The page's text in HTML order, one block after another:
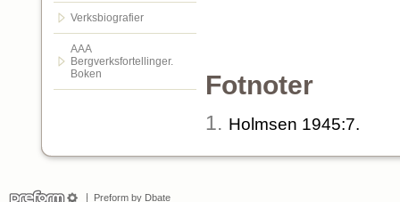
Verksbiografier
AAA
Bergverksfortellinger.
Boken
Fotnoter
1. Holmsen 1945:7.
Preform by Dbate